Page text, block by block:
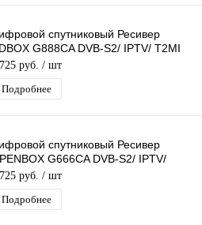
спутниковый Ресивер
G888CA DVB-S2/ IPTV/ T2MI
для карты, поддержка 3G
руб. / шт
Подробнее
спутниковый Ресивер
G666CA DVB-S2/ IPTV/
слот для карты, поддержка 3G
руб. / шт
Подробнее